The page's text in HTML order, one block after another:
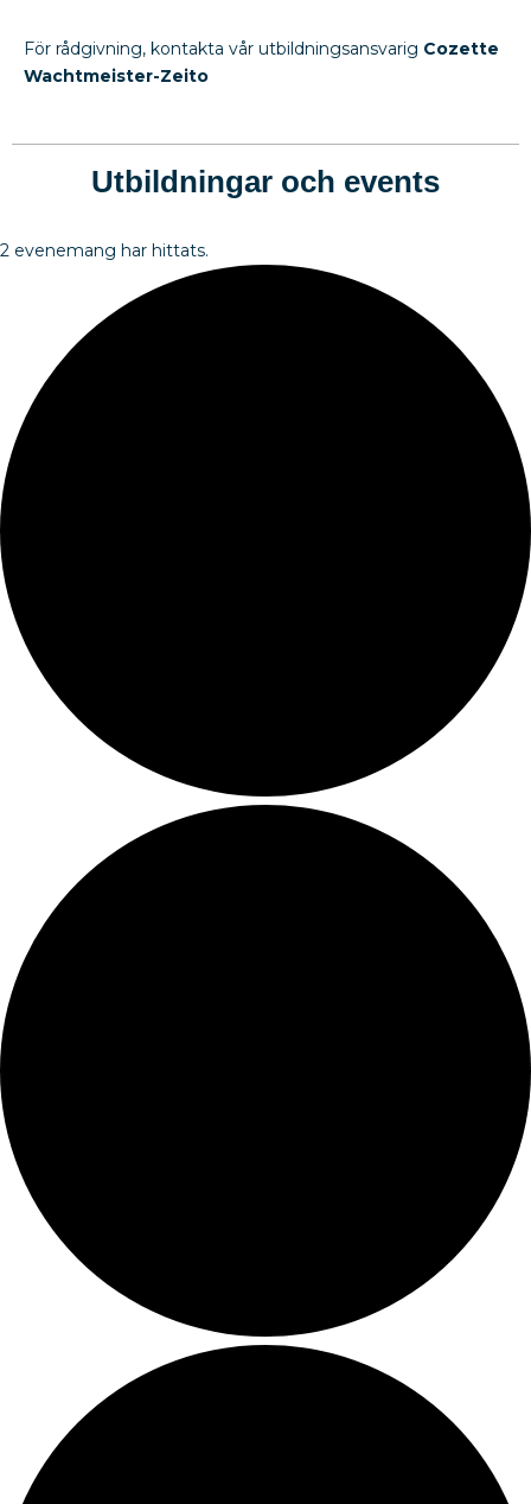
För rådgivning, kontakta vår utbildningsansvarig Cozette
Wachtmeister-Zeito
Utbildningar och events
2 evenemang har hittats.